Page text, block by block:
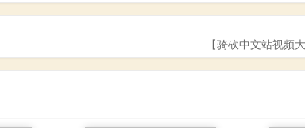
【骑砍中文站视频